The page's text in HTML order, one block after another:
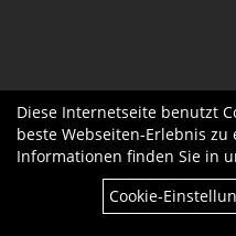
Diese Internetseite benutzt
beste Webseiten-Erlebnis
Informationen finden Sie in
Cookie-